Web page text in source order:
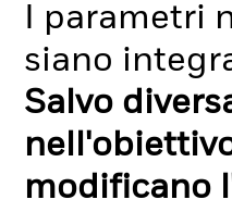
I parametri
siano
Salvo
modificano